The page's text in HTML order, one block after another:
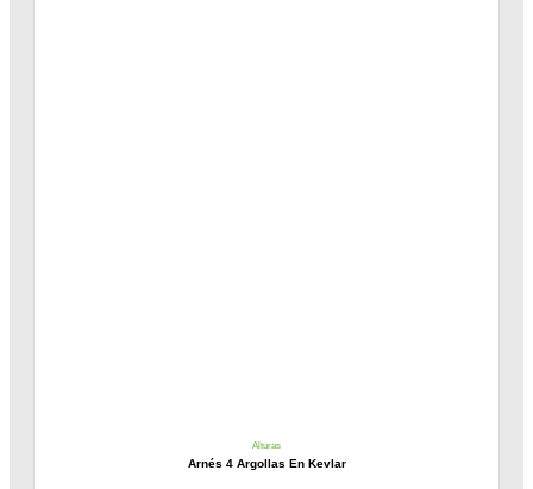
Alturas
Arnés 4 Argollas En Kevlar